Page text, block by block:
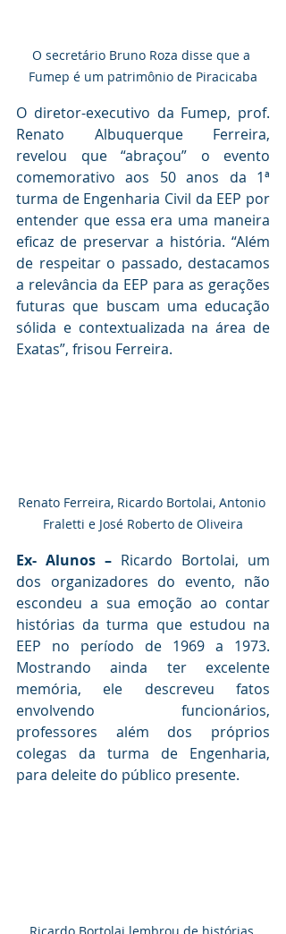
O secretário Bruno Roza disse que a
Fumep é um patrimônio de Piracicaba
O diretor-executivo da Fumep, prof.
Renato Albuquerque Ferreira,
revelou que “abraçou” o evento
comemorativo aos 50 anos da 1ª
turma de Engenharia Civil da EEP por
entender que essa era uma maneira
eficaz de preservar a história. “Além
de respeitar o passado, destacamos
a relevância da EEP para as gerações
futuras que buscam uma educação
sólida e contextualizada na área de
Exatas”, frisou Ferreira.
Renato Ferreira, Ricardo Bortolai, Antonio
Fraletti e José Roberto de Oliveira
Ex- Alunos – Ricardo Bortolai, um
dos organizadores do evento, não
escondeu a sua emoção ao contar
histórias da turma que estudou na
EEP no período de 1969 a 1973.
Mostrando ainda ter excelente
memória, ele descreveu fatos
envolvendo funcionários,
professores além dos próprios
colegas da turma de Engenharia,
para deleite do público presente.